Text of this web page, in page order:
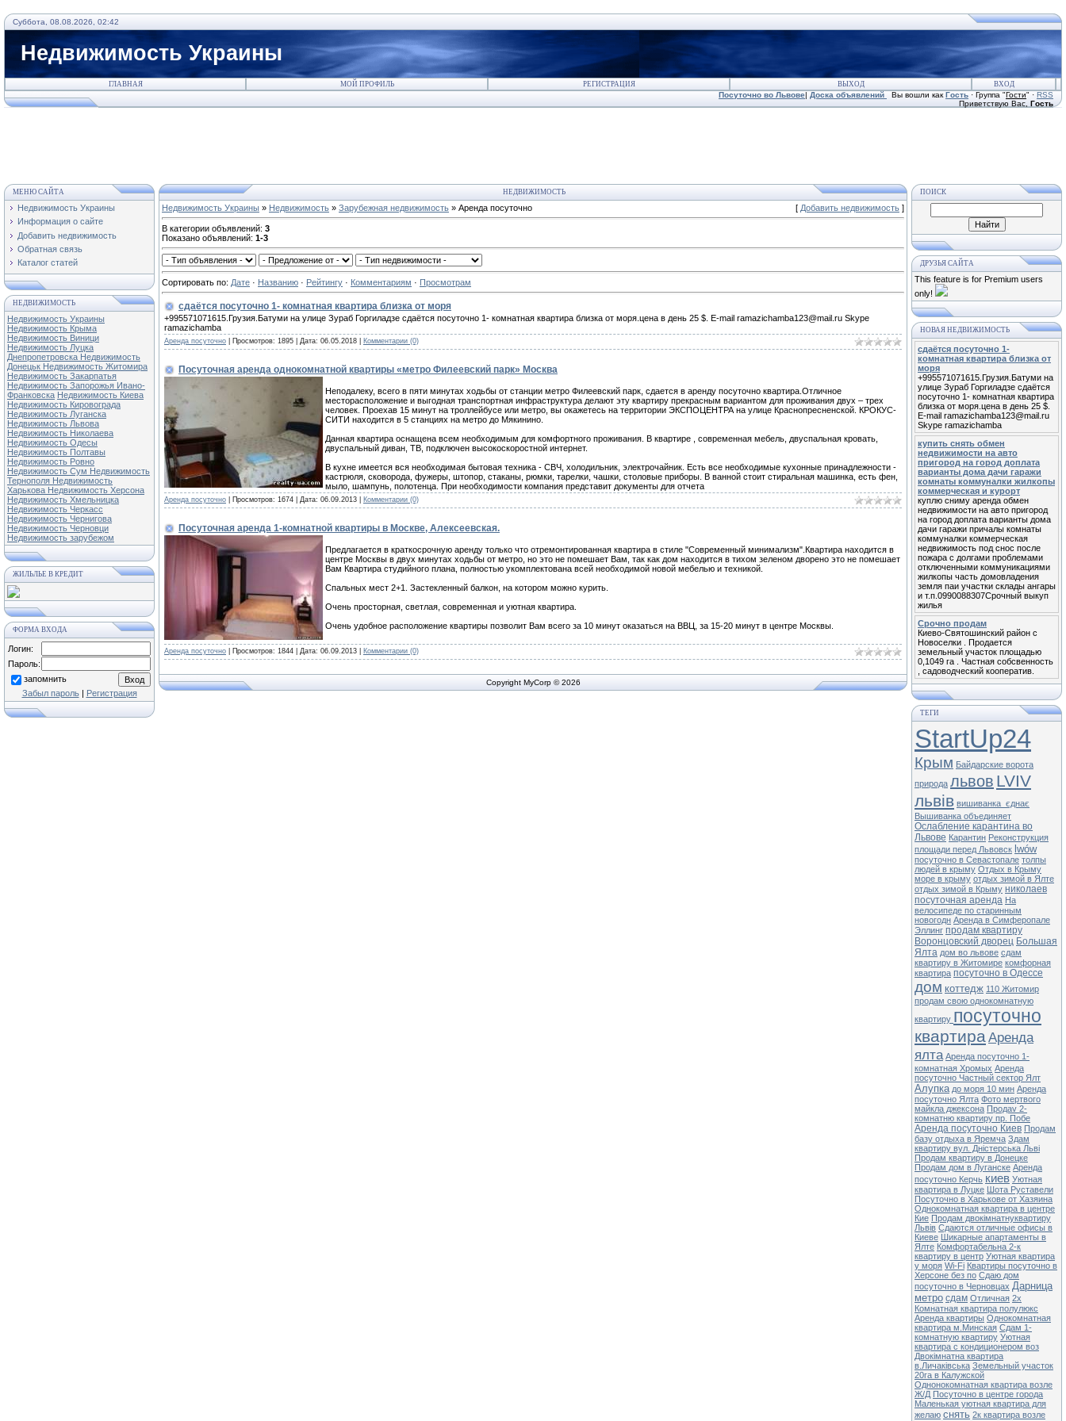
Суббота, 08.08.2026, 02:42
Недвижимость Украины
ГЛАВНАЯ МОЙ ПРОФИЛЬ РЕГИСТРАЦИЯ ВЫХОД ВХОД
Посуточно во Львове| Доска объявлений Вы вошли какГость · Группа "Гости" · RSS
Приветствую Вас Гость
МЕНЮ САЙТА
Недвижимость Украины
Информация о сайте
Добавить недвижимость
Обратная связь
Каталог статей
НЕДВИЖИМОСТЬ
Недвижимость Украины
Недвижимость Крыма
Недвижимость Виници
Недвижимость Луцка
Днепропетровска Недвижимость
Донецьк Недвижимость Житомира
Недвижимость Закарпатья
Недвижимость Запорожья Ивано-
Франковска Недвижимость Киева
Недвижимость Кировограда
Недвижимость Луганска
Недвижимость Львова
Недвижимость Николаева
Недвижимость Одесы
Недвижимость Полтавы
Недвижимость Ровно
Недвижимость Сум Недвижимость
Тернополя Недвижимость
Харькова Недвижимость Херсона
Недвижимость Хмельницка
Недвижимость Черкасс
Недвижимость Чернигова
Недвижимость Черновци
Недвижимость зарубежом
ЖИЛЬЛЬЕ В КРЕДИТ
ФОРМА ВХОДА
Логин:
Пароль:
запомнить
Забыл пароль| Регистрация
НЕДВИЖИМОСТЬ
Недвижимость Украины » Недвижимость » Зарубежная недвижимость » Аренда посуточно [ Добавить недвижимость ]
В категории объявлений: 3
Показано объявлений: 1-3
Сортировать по: Дате · Названию · Рейтингу · Комментариям · Просмотрам
сдаётся посуточно 1- комнатная квартира близка от моря
+995571071615.Грузия.Батуми на улице Зураб Горгиладзе сдаётся посуточно 1- комнатная квартира близка от моря.цена в день 25 $. E-mail ramazichamba123@mail.ru Skype
ramazichamba
Аренда посуточно | Просмотров: 1895 | Дата: 06.05.2018 Комментарии (0)
Посуточная аренда однокомнатной квартиры «метро Филеевский парк» Москва
Неподалеку, всего в пяти минутах ходьбы от станции метро Филеевский парк, сдается в аренду посуточно квартира.Отличное
месторасположение и выгодная транспортная инфраструктура делают эту квартиру прекрасным вариантом для проживания двух – трех
человек. Проехав 15 минут на троллейбусе или метро, вы окажетесь на территории ЭКСПОЦЕНТРА на улице Краснопресненской. КРОКУС-
СИТИ находится в 5 станциях на метро до Мякинино.
Данная квартира оснащена всем необходимым для комфортного проживания. В квартире , современная мебель, двуспальная кровать,
двуспальный диван, ТВ, подключен высокоскоростной интернет.
В кухне имеется вся необходимая бытовая техника - СВЧ, холодильник, электрочайник. Есть все необходимые кухонные принадлежности -
кастрюля, сковорода, фужеры, штопор, стаканы, рюмки, тарелки, чашки, столовые приборы. В ванной стоит стиральная машинка, есть фен,
мыло, шампунь, полотенца. При необходимости компания представит документы для отчета
Аренда посуточно | Просмотров: 1674 | Дата: 06.09.2013 Комментарии (0)
Посуточная аренда 1-комнатной квартиры в Москве, Алексеевская.
Предлагается в краткосрочную аренду только что отремонтированная квартира в стиле "Современный минимализм".Квартира находится в
центре Москвы в двух минутах ходьбы от метро, но это не помешает Вам, так как дом находится в тихом зеленом дворено это не помешает
Вам Квартира студийного плана, полностью укомплектована всей необходимой новой мебелью и техникой.
Спальных мест 2+1. Застекленный балкон, на котором можно курить.
Очень просторная, светлая, современная и уютная квартира.
Очень удобное расположение квартиры позволит Вам всего за 10 минут оказаться на ВВЦ, за 15-20 минут в центре Москвы.
Аренда посуточно | Просмотров: 1844 | Дата: 06.09.2013 Комментарии (0)
Copyright MyCorp © 2026
ПОИСК
ДРУЗЬЯ САЙТА
This feature is for Premium users
only!
НОВАЯ НЕДВИЖИМОСТЬ
сдаётся посуточно 1-
комнатная квартира близка от
моря
+995571071615.Грузия.Батуми на
улице Зураб Горгиладзе сдаётся
посуточно 1- комнатная квартира
близка от моря.цена в день 25 $.
E-mail ramazichamba123@mail.ru
Skype ramazichamba
купить снять обмен
недвижимости на авто
пригород на город доплата
варианты дома дачи гаражи
комнаты коммуналки жилкопы
коммерческая и курорт
куплю сниму аренда обмен
недвижимости на авто пригород
на город доплата варианты дома
дачи гаражи причалы комнаты
коммуналки коммерческая
недвижимость под снос после
пожара с долгами проблемами
отключенными коммуникациями
жилкопы часть домовладения
земля паи участки склады ангары
и т.п.0990088307Срочный выкуп
жилья
Срочно продам
Киево-Святошинский район с
Новоселки . Продается
земельный участок площадью
0,1049 га . Частная собсвенность
, садоводческий кооператив.
ТЕГИ
StartUp24
Крым Байдарские ворота
природа львов LVIV
львів вишиванка_єднає
Вышиванка объединяет
Ослабление карантина во
Львове Карантин Реконструкция
площади перед Львовск lwów
посуточно в Севастопале толпы
людей в крыму Отдых в Крыму
море в крыму отдых зимой в Ялте
отдых зимой в Крыму николаев
посуточная аренда На
велосипеде по старинным
новогодн Аренда в Симферопале
Эллинг продам квартиру
Воронцовский дворец Большая
Ялта дом во львове сдам
квартиру в Житомире комфорная
квартира посуточно в Одессе
дом коттедж 110 Житомир
продам свою однокомнатную
квартиру посуточно
квартираАренда
ялта Аренда посуточно 1-
комнатная Хромых Аренда
посуточно Частный сектор Ялт
Алупка до моря 10 мин Аренда
посуточно Ялта Фото мертвого
майкла джексона Продаv 2-
комнатню квартиру пр. Побе
Аренда посуточно Киев Продам
базу отдыха в Яремча Здам
квартиру вул. Дністерська Льві
Продам квартиру в Донецке
Продам дом в Луганске Аренда
посуточно Керчь киев Уютная
квартира в Луцке Шота Руставели
Посуточно в Харькове от Хазяина
Однокомнатная квартира в центре
Кие Продам двокімнатнуквартиру
Львів Сдаются отличные офисы в
Киеве Шикарные апартаменты в
Ялте Комфортабельна 2-к
квартиру в центр Уютная квартира
у моря Wi-Fi Квартиры посуточно в
Херсоне без по Сдаю дом
посуточно в Черновцах Дарница
метро сдам Отличная 2х
Комнатная квартира полулюкс
Аренда квартиры Однокомнатная
квартира м.Минская Сдам 1-
комнатную квартиру Уютная
квартира с кондиционером воз
Двокімнатна квартира
в.Личаківська Земельный участок
20га в Калужской
Однонокомнатная квартира возле
Ж/Д Посуточно в центре города
Маленькая уютная квартира для
желаю снять 2к квартира возле